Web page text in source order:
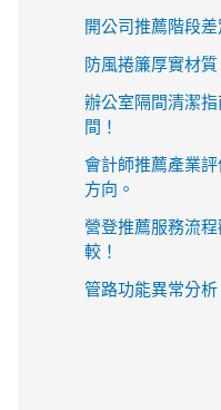
開公司推薦階段
防風捲簾厚實材
辦公室隔間清潔
間！
會計師推薦產業
方向。
營登推薦服務流
較！
管路功能異常分